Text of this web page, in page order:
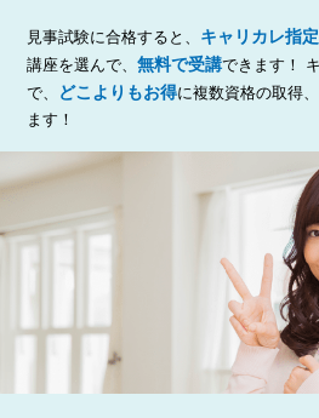
見事試験に合格すると、 キャリカレ指
講座を選んで、無料で受講できます！
で、
どこよりもお得に複数資格の取得、
ます！